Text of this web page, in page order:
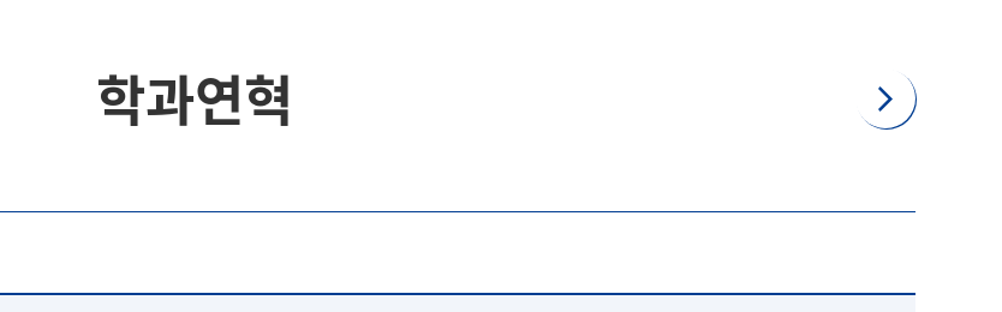
학과연혁